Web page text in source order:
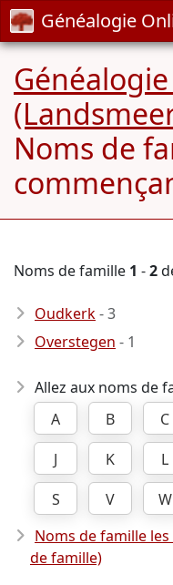
Généalogie
Noms de
Noms de famille 1 -2
Oudkerk- 3
Overstegen - 1
Allez aux noms de
A
B C
J
K L
S
V W
Noms de famille
de famille)